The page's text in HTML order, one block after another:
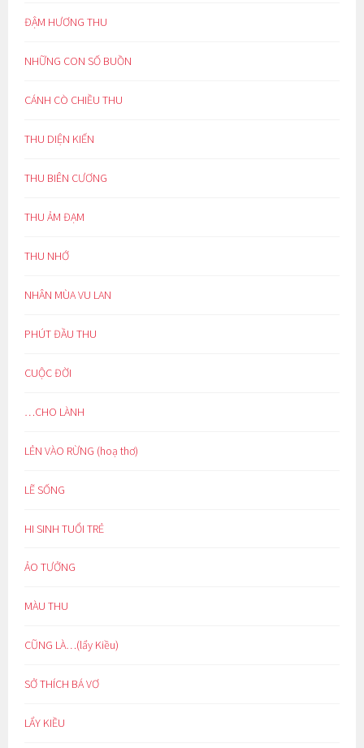
ĐẬM HƯƠNG THU
NHỮNG CON SỐ BUỒN
CÁNH CÒ CHIỀU THU
THU DIỆN KIẾN
THU BIÊN CƯƠNG
THU ẢM ĐẠM
THU NHỚ
NHÂN MÙA VU LAN
PHÚT ĐẦU THU
CUỘC ĐỜI
…CHO LÀNH
LẺN VÀO RỪNG (hoạ thơ)
LẼ SỐNG
HI SINH TUỔI TRẺ
ẢO TƯỞNG
MÀU THU
CŨNG LÀ…(lẩy Kiều)
SỞ THÍCH BÁ VƠ
LẨY KIỀU